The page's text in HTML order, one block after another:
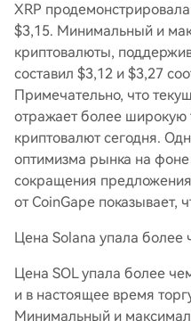
XRP продемонстрировала
$3,15. Минимальный и
криптовалюты,
составил $3,12 и $3,27
Примечательно, что
отражает более
криптовалют сегодня.
оптимизма рынка на фоне
сокращения
от CoinGape показывает,
Цена Solana упала более
Цена SOL упала более
и в настоящее время
Минимальный и